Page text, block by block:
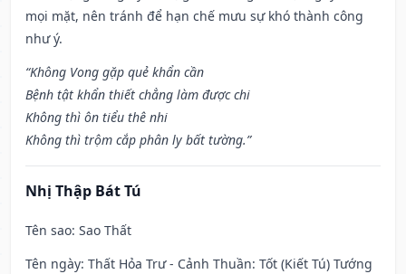
mọi mặt, nên tránh để hạn chế mưu sự khó thành công
như ý.
“Không Vong gặp quẻ khẩn cần
Bệnh tật khẩn thiết chẳng làm được chi
Không thì ôn tiểu thê nhi
Không thì trộm cắp phân ly bất tường.”
Nhị Thập Bát Tú
Tên sao: Sao Thất
Tên ngày: Thất Hỏa Trư - Cảnh Thuần: Tốt (Kiết Tú) Tướng